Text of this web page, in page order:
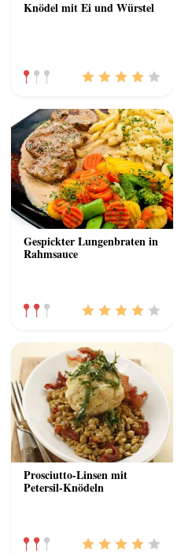
Knödel mit Ei und Würstel
Gespickter Lungenbraten in
Rahmsauce
Prosciutto-Linsen mit
Petersil-Knödeln